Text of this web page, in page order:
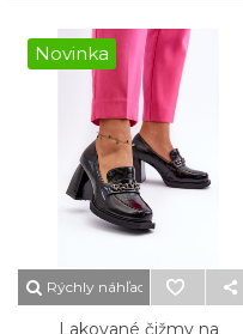
Novinka
Rýchly náhľad
Lakované čižmy na